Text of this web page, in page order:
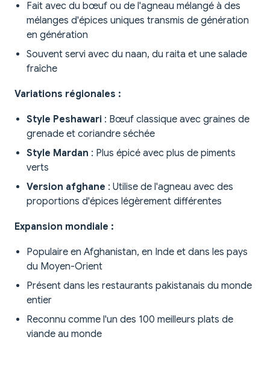
Fait avec du bœuf ou de l'agneau mélangé à des
mélanges d'épices uniques transmis de génération
en génération
Souvent servi avec du naan, du raita et une salade
fraîche
Variations régionales :
Style Peshawari : Bœuf classique avec graines de
grenade et coriandre séchée
Style Mardan : Plus épicé avec plus de piments
verts
Version afghane : Utilise de l'agneau avec des
proportions d'épices légèrement différentes
Expansion mondiale :
Populaire en Afghanistan, en Inde et dans les pays
du Moyen-Orient
Présent dans les restaurants pakistanais du monde
entier
Reconnu comme l'un des 100 meilleurs plats de
viande au monde